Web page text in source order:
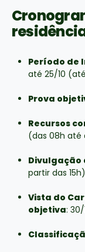
Período de
até 25/10
Prova
Recursos
(das 08h até
partir das 15h)
Vista do
objetiva: 30/